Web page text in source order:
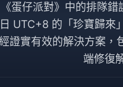
《蛋仔派對》中的排隊
日 UTC+8 的「珍寶歸來
證實有效的解決方案，
端修復